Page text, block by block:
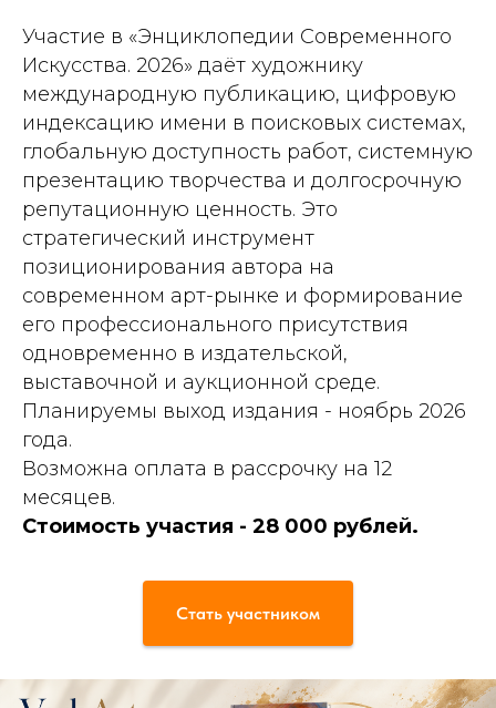
Участие в «Энциклопедии Современного
Искусства. 2026» даёт художнику
международную публикацию, цифровую
индексацию имени в поисковых системах,
глобальную доступность работ, системную
презентацию творчества и долгосрочную
репутационную ценность. Это
стратегический инструмент
позиционирования автора на
современном арт-рынке и формирование
его профессионального присутствия
одновременно в издательской,
выставочной и аукционной среде.
Планируемы выход издания - ноябрь 2026
года.
Возможна оплата в рассрочку на 12
месяцев.
Стоимость участия - 28 000 рублей.
Стать участником